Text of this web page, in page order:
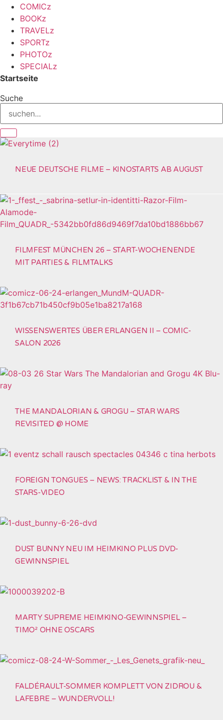
COMICz
BOOKz
TRAVELz
SPORTz
PHOTOz
SPECIALz
Startseite
Suche
NEUE DEUTSCHE FILME – KINOSTARTS AB AUGUST
FILMFEST MÜNCHEN 26 – START-WOCHENENDE
MIT PARTIES & FILMTALKS
WISSENSWERTES ÜBER ERLANGEN II – COMIC-
SALON 2026
THE MANDALORIAN & GROGU – STAR WARS
REVISITED @ HOME
FOREIGN TONGUES – NEWS: TRACKLIST & IN THE
STARS-VIDEO
DUST BUNNY NEU IM HEIMKINO PLUS DVD-
GEWINNSPIEL
MARTY SUPREME HEIMKINO-GEWINNSPIEL –
TIMO² OHNE OSCARS
FALDÉRAULT-SOMMER KOMPLETT VON ZIDROU &
LAFEBRE – WUNDERVOLL!